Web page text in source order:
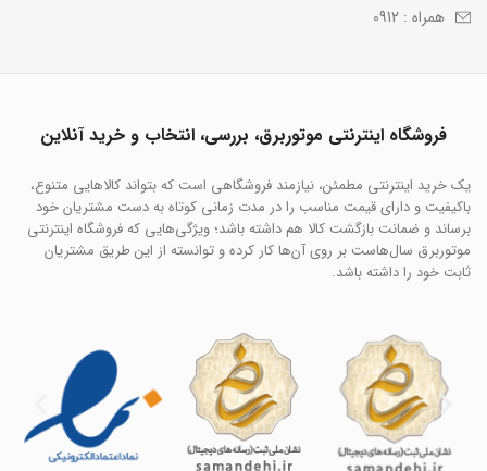
همراه : 0912
فروشگاه اینترنتی موتوربرق، بررسی، انتخاب و خرید آنلاین
یک خرید اینترنتی مطمئن، نیازمند فروشگاهی است که بتواند کالاهایی متنوع،
باکیفیت و دارای قیمت مناسب را در مدت زمانی کوتاه به دست مشتریان خود
برساند و ضمانت بازگشت کالا هم داشته باشد؛ ویژگی‌هایی که فروشگاه اینترنتی
موتوربرق سال‌هاست بر روی آن‌ها کار کرده و توانسته از این طریق مشتریان
ثابت خود را داشته باشد.